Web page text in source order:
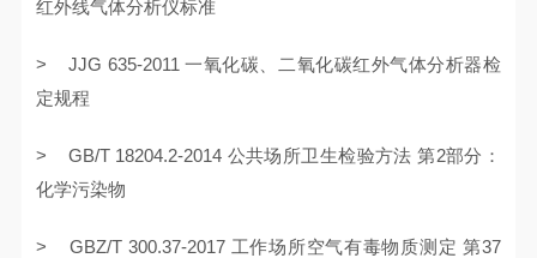
红外线气体分析仪标准
> JJG 635-2011 一氧化碳、二氧化碳红外气体分析器检
定规程
> GB/T 18204.2-2014 公共场所卫生检验方法 第2部分：
化学污染物
> GBZ/T 300.37-2017 工作场所空气有毒物质测定 第37